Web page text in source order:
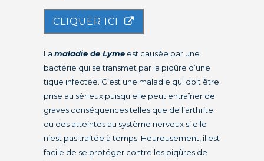
CLIQUER ICI
La maladie de Lyme est causée par une
bactérie qui se transmet par la piqûre d’une
tique infectée. C’est une maladie qui doit être
prise au sérieux puisqu’elle peut entraîner de
graves conséquences telles que de l’arthrite
ou des atteintes au système nerveux si elle
n’est pas traitée à temps. Heureusement, il est
facile de se protéger contre les piqûres de